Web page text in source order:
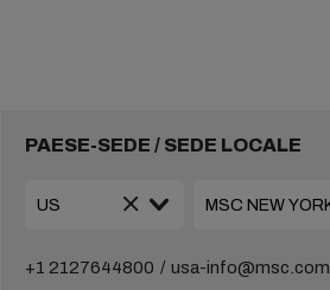
PAESE-SEDE / SEDE LOCALE
+1 2127644800 usa-info@msc.com